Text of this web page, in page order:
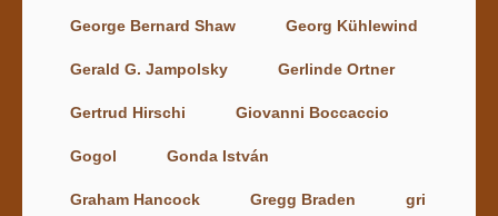
George Bernard Shaw Georg Kühlewind
Gerald G. Jampolsky Gerlinde Ortner
Gertrud Hirschi Giovanni Boccaccio
Gogol Gonda István
Graham Hancock Gregg Braden gri